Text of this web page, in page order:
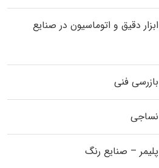
دقیق و اتوماسیون در صنایع
فنی
– صنایع رنگ